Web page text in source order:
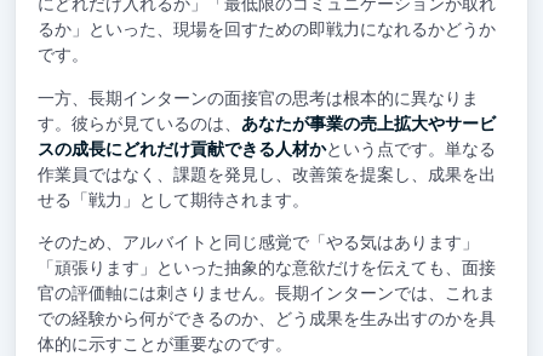
にどれだけ入れるか」「最低限のコミュニケーションが取れ
るか」といった、現場を回すための即戦力になれるかどうか
です。
一方、長期インターンの面接官の思考は根本的に異なりま
す。彼らが見ているのは、 あなたが事業の売上拡大やサービ
スの成長にどれだけ貢献できる人材かという点です。単なる
作業員ではなく、課題を発見し、改善策を提案し、成果を出
せる「戦力」として期待されます。
そのため、アルバイトと同じ感覚で「やる気はあります」
「頑張ります」といった抽象的な意欲だけを伝えても、面接
官の評価軸には刺さりません。長期インターンでは、これま
での経験から何ができるのか、どう成果を生み出すのかを具
体的に示すことが重要なのです。